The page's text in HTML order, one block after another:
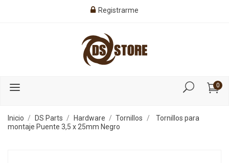
Registrarme
0
Inicio DS Parts Hardware Tornillos
Tornillos para
montaje Puente 3,5 x 25mm Negro